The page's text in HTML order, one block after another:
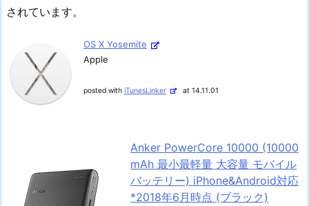
されています。
OS X Yosemite
Apple
posted with iTunesLinker at 14.11.01
Anker PowerCore 10000 (10000
mAh 最小最軽量 大容量 モバイル
バッテリー) iPhone&Android対応
*2018年6月時点 (ブラック)